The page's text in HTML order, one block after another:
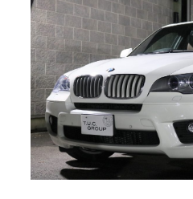
会社概要
スタッフブログ
ホーム